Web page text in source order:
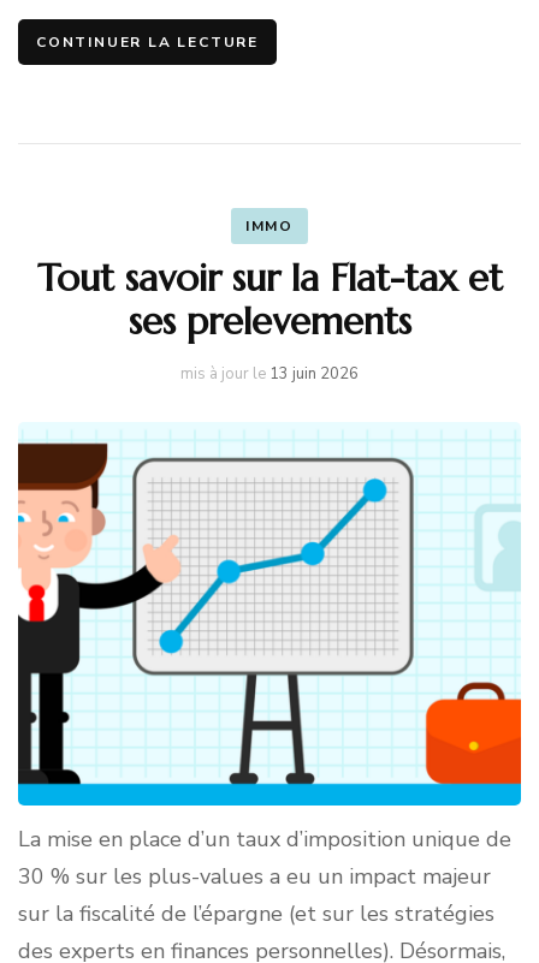
CONTINUER LA LECTURE
IMMO
Tout savoir sur la Flat-tax et
ses prelevements
mis à jour le 13 juin 2026
La mise en place d’un taux d’imposition unique de
30 % sur les plus-values a eu un impact majeur
sur la fiscalité de l’épargne (et sur les stratégies
des experts en finances personnelles). Désormais,